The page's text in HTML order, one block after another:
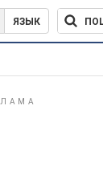
ЯЗЫК